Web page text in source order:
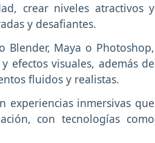
crear niveles atractivos y
y desafiantes.
Blender, Maya o Photoshop,
efectos visuales, además de
fluidos y realistas.
experiencias inmersivas que
con tecnologías como